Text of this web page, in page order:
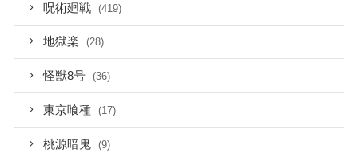
呪術廻戦 (419)
地獄楽 (28)
怪獣8号 (36)
東京喰種 (17)
桃源暗鬼 (9)